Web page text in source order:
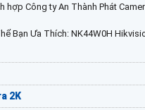
Công ty An Thành Phát
Bạn Ưa Thích: NK44W0H
2K